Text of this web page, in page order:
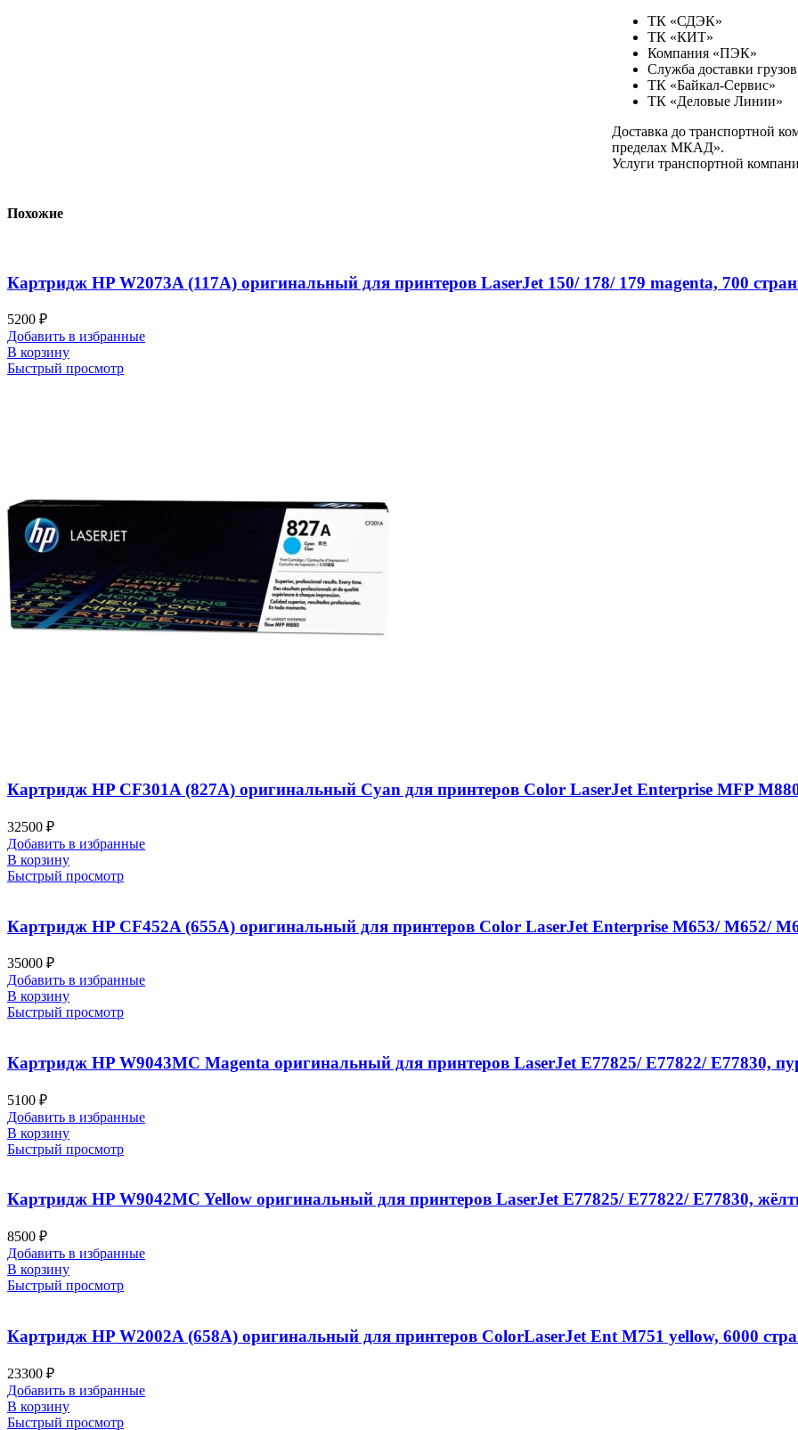
ТК «СДЭК»
ТК «КИТ»
Компания «ПЭК»
Служба доставки
ТК «Байкал-Сервис»
ТК «Деловые Линии»
Доставка до транспортной
пределах МКАД».
Услуги транспортной
Похожие
Картридж HP W2073A (117A) оригинальный для принтеров LaserJet 150/ 178/ 179 magenta, 700
5200 ₽
Добавить в избранные
В корзину
Быстрый просмотр
Картридж HP CF301A (827A) оригинальный Cyan для принтеров Color LaserJet Enterprise MFP
32500 ₽
Добавить в избранные
В корзину
Быстрый просмотр
Картридж HP CF452A (655A) оригинальный для принтеров Color LaserJet Enterprise M653/ M652/
35000 ₽
Добавить в избранные
В корзину
Быстрый просмотр
Картридж HP W9043MC Magenta оригинальный для принтеров LaserJet E77825/ E77822/ E77830,
5100 ₽
Добавить в избранные
В корзину
Быстрый просмотр
Картридж HP W9042MC Yellow оригинальный для принтеров LaserJet E77825/ E77822/ E77830,
8500 ₽
Добавить в избранные
В корзину
Быстрый просмотр
Картридж HP W2002A (658A) оригинальный для принтеров ColorLaserJet Ent M751 yellow, 6000
23300 ₽
Добавить в избранные
В корзину
Быстрый просмотр